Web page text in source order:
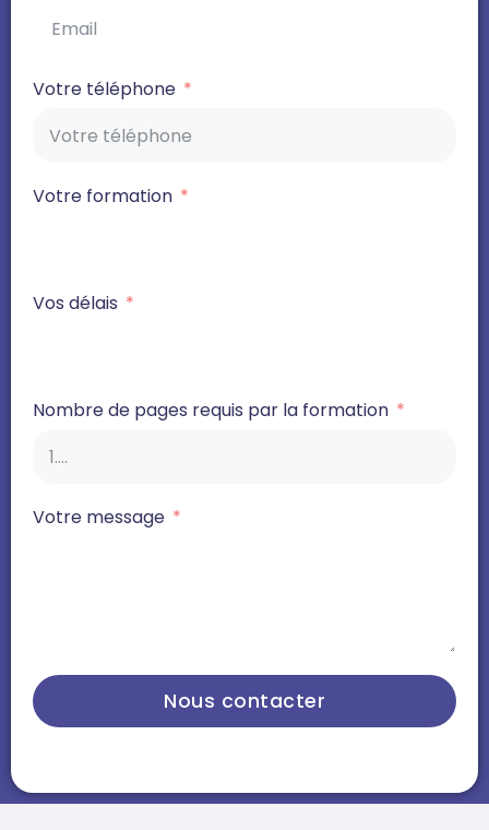
Votre téléphone
Votre formation
Vos délais
Nombre de pages requis par la formation
Votre message
Nous contacter